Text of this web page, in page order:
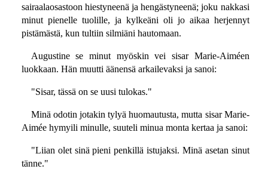
sairaalaosastoon hiestyneenä ja hengästyneenä; joku nakkasi
minut pienelle tuolille, ja kylkeäni oli jo aikaa herjennyt
pistämästä, kun tultiin silmiäni hautomaan.
Augustine se minut myöskin vei sisar Marie-Aiméen
luokkaan. Hän muutti äänensä arkailevaksi ja sanoi:
"Sisar, tässä on se uusi tulokas."
Minä odotin jotakin tylyä huomautusta, mutta sisar Marie-
Aimée hymyili minulle, suuteli minua monta kertaa ja sanoi:
"Liian olet sinä pieni penkillä istujaksi. Minä asetan sinut
tänne."